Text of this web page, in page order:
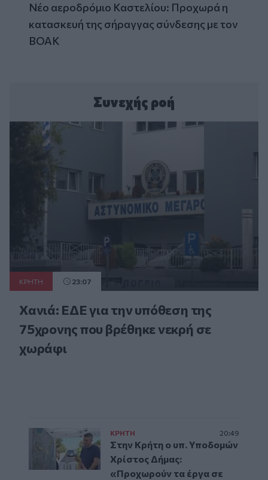
Νέο αεροδρόμιο Καστελίου: Προχωρά η
κατασκευή της σήραγγας σύνδεσης με τον
ΒΟΑΚ
Συνεχής ροή
ΚΡΗΤΗ 23:07
Χανιά: ΕΔΕ για την υπόθεση της
75χρονης που βρέθηκε νεκρή σε
χωράφι
ΚΡΗΤΗ 20:49
Στην Κρήτη ο υπ. Υποδομών
Χρίστος Δήμας:
«Προχωρούν τα έργα σε